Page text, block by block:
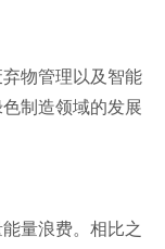
物管理以及智能
制造领域的发展
量浪费。相比之